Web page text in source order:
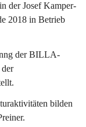
der Josef Kamper-
2018 in Betrieb
der BILLA-
der
bilden